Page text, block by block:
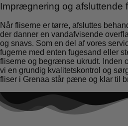
Imprægnering og afsluttende
Når fliserne er tørre, afsluttes
der danner en vandafvisende
og snavs. Som en del af vores
fugerne med enten fugesand eller
fliserne og begrænse ukrudt. Inden
vi en grundig kvalitetskontrol og
fliser i Grenaa står pæne og klar til